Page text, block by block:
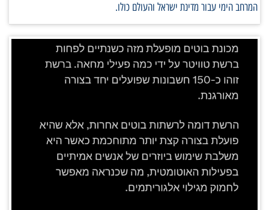
המרחב הימי עבור מדינת ישראל והעולם כולו.